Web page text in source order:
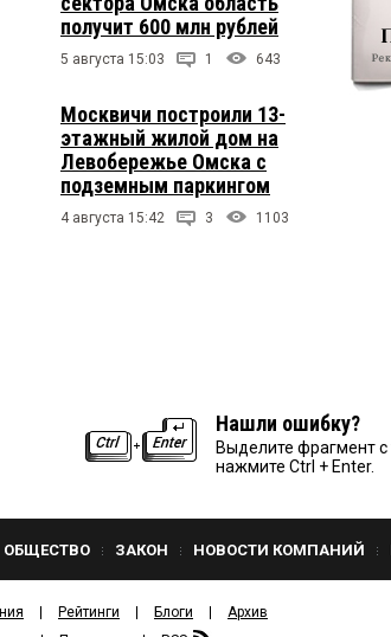
получит 600 млн рублей
5 августа 15:03 1 643
Москвичи построили 13-
этажный жилой дом на
Левобережье Омска с
подземным паркингом
4 августа 15:42 3 1103
Нашли ошибку?
Выделите фрагмент с
нажмите Ctrl + Enter.
ОБЩЕСТВО ЗАКОН НОВОСТИ КОМПАНИЙ
Рейтинги Блоги
Архив